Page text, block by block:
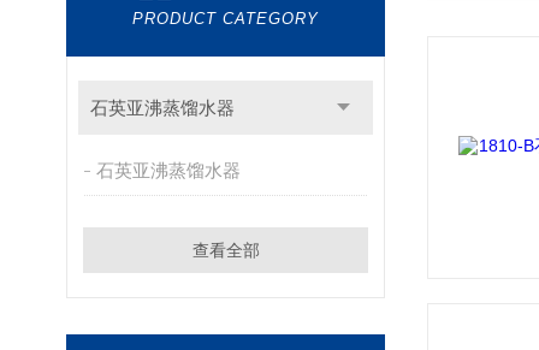
PRODUCT CATEGORY
石英亚沸蒸馏水器
石英亚沸蒸馏水器
查看全部